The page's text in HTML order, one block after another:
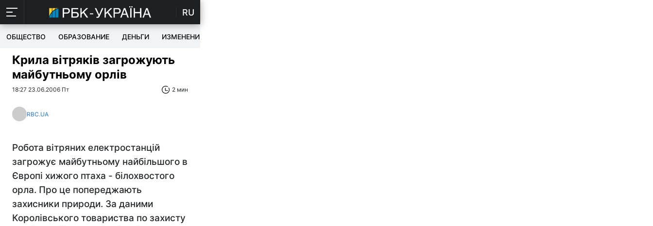
RU
ОБЩЕСТВО ОБРАЗОВАНИЕ ДЕНЬГИ ИЗМЕНЕНИЯ
Крила вітряків загрожують
майбутньому орлів
18:27 23.06.2006 Пт 2 мин
RBC.UA
Робота вітряних електростанцій
загрожує майбутньому найбільшого в
Європі хижого птаха - білохвостого
орла. Про це попереджають
захисники природи. За даними
Королівського товариства по захисту